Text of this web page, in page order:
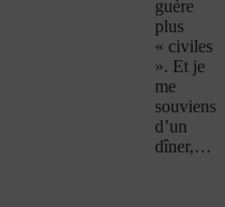
guère
plus
« civiles
». Et je
me
souviens
d’un
dîner,…